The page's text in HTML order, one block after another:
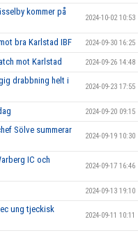
kommer på
2024-10-02 10:53
bra Karlstad IBF 2024-09-30 16:25
mot Karlstad 2024-09-26 14:48
drabbning helt i
2024-09-23 17:55
2024-09-20 09:15
Sölve summerar
2024-09-19 10:30
IC och
2024-09-17 16:46
2024-09-13 19:10
ung tjeckisk
2024-09-11 10:11